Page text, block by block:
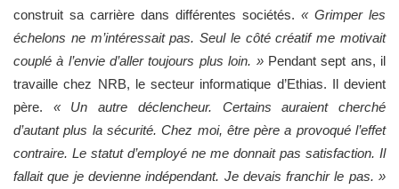
construit sa carrière dans différentes sociétés. « Grimper les
échelons ne m’intéressait pas. Seul le côté créatif me motivait
couplé à l’envie d’aller toujours plus loin. » Pendant sept ans, il
travaille chez NRB, le secteur informatique d’Ethias. Il devient
père. « Un autre déclencheur. Certains auraient cherché
d’autant plus la sécurité. Chez moi, être père a provoqué l’effet
contraire. Le statut d’employé ne me donnait pas satisfaction. Il
fallait que je devienne indépendant. Je devais franchir le pas. »